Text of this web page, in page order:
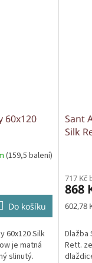
60x120
(159,5 balení)
Do košíku
60x120 Silk
je matná
slinutý.
Sant
Silk
717 Kč
868
Měrná
602,78
Dlažba
Rett.